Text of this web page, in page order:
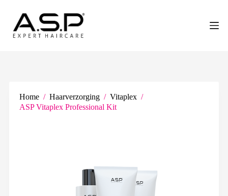
n
a
Home / Haarverzorging / Vitaplex /
ASP Vitaplex Professional Kit